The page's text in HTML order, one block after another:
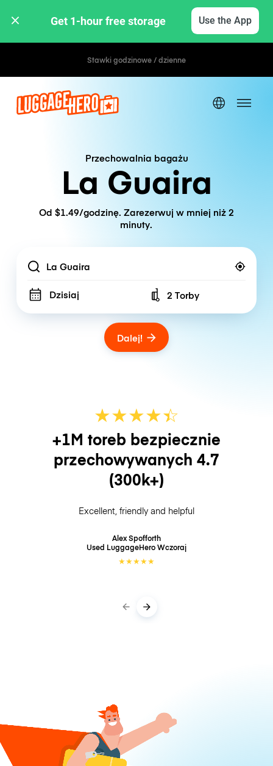
Get 1-hour free storage Use the App
Stawki godzinowe / dzienne
Przechowalnia bagażu
La Guaira
Od $1.49/godzinę. Zarezerwuj w mniej niż 2
minuty.
Location
Dzisiaj Number of bags
2 Torby
Dalej!
★★★★☆
★
+1M toreb bezpiecznie
przechowywanych 4.7
(300k+)
Excellent, friendly and helpful
Alex Spofforth
Used LuggageHeroWczoraj
★★★★★